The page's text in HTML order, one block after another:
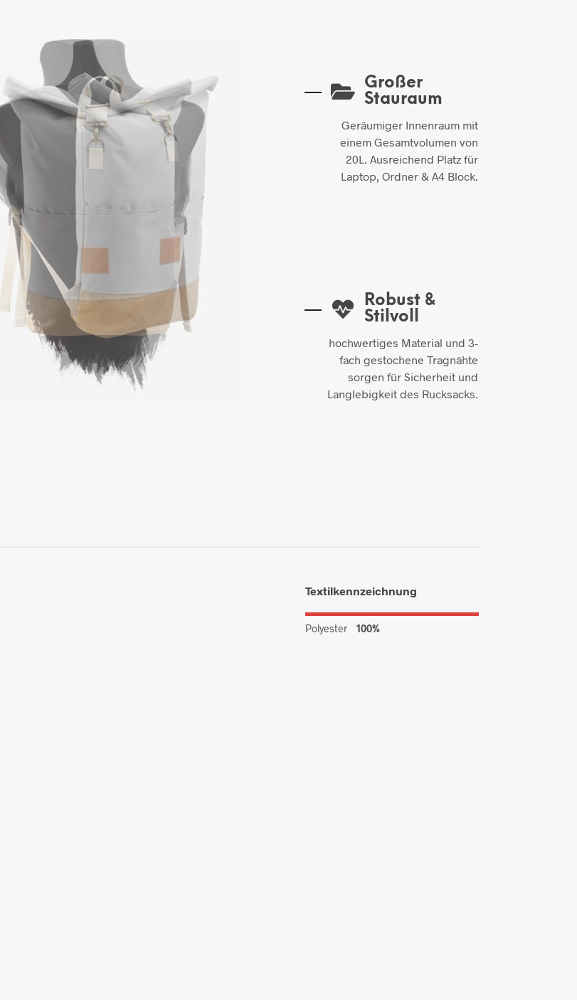
Großer
Stauraum
Geräumiger Innenraum mit
einem Gesamtvolumen von
20L. Ausreichend Platz für
Laptop, Ordner & A4 Block.
Robust &
Stilvoll
hochwertiges Material und 3-
fach gestochene Tragnähte
sorgen für Sicherheit und
Langlebigkeit des Rucksacks.
Textilkennzeichnung
Polyester 100%